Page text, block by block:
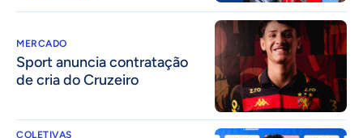
MERCADO
Sport anuncia contratação
de cria do Cruzeiro
COLETIVAS